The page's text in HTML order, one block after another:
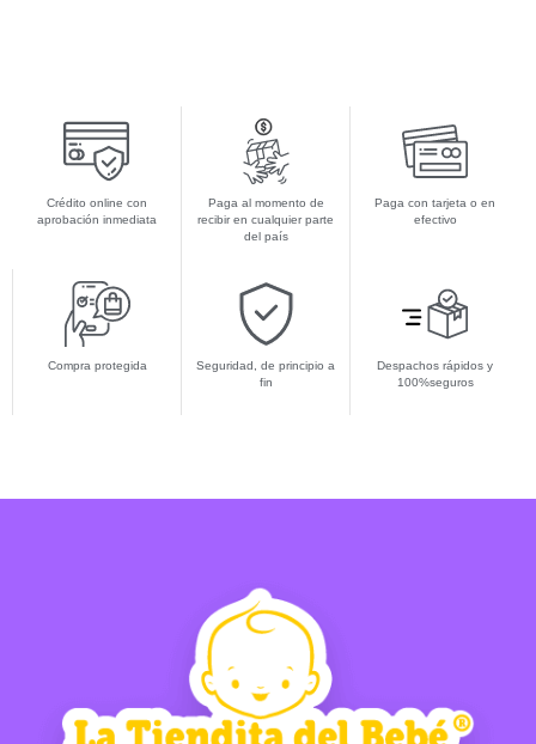
Crédito online con
aprobación inmediata
Paga al momento de
recibir en cualquier parte
del país
Paga con tarjeta o en
efectivo
Compra protegida
Seguridad, de principio a
fin
Despachos rápidos y
100%seguros